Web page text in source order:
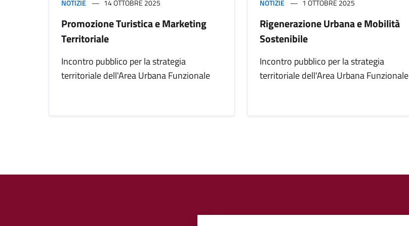
NOTIZIE 14 OTTOBRE 2025
Promozione Turistica e Marketing
Territoriale
Incontro pubblico per la strategia
territoriale dell'Area Urbana Funzionale
NOTIZIE 1 OTTOBRE 2025
Rigenerazione Urbana e Mobilità
Sostenibile
Incontro pubblico per la strategia
territoriale dell'Area Urbana Funzionale